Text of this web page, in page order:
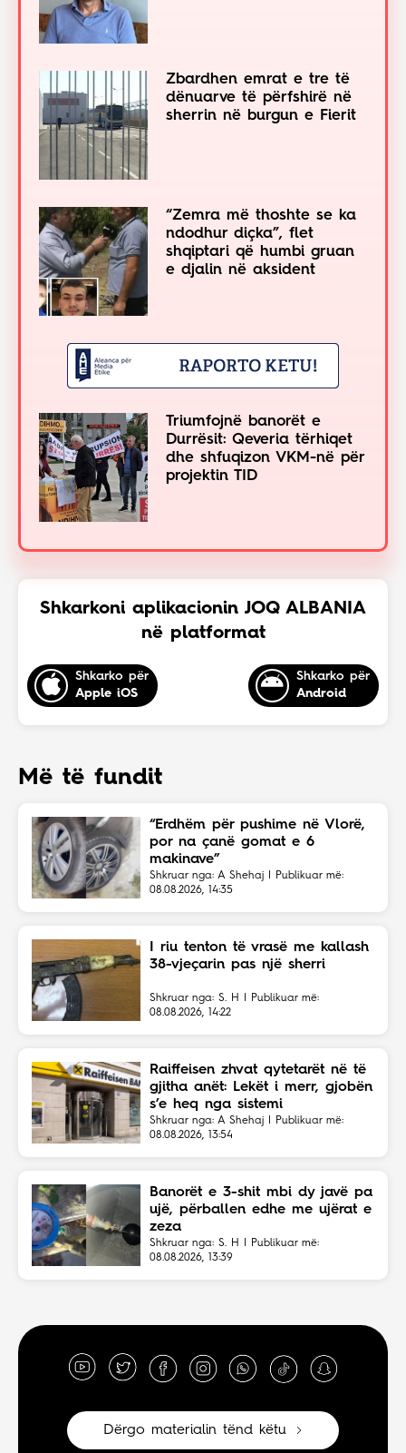
Zbardhen emrat e tre të
dënuarve të përfshirë në
sherrin në burgun e Fierit
“Zemra më thoshte se ka
ndodhur diçka”, flet
shqiptari që humbi gruan
e djalin në aksident
Triumfojnë banorët e
Durrësit: Qeveria tërhiqet
dhe shfuqizon VKM-në për
projektin TID
Shkarkoni aplikacionin JOQ ALBANIA
në platformat
Shkarko për
Apple iOS
Shkarko për
Android
Më të fundit
“Erdhëm për pushime në Vlorë,
por na çanë gomat e 6
makinave”
Shkruar nga: A Shehaj | Publikuar më:
08.08.2026, 14:35
I riu tenton të vrasë me kallash
38-vjeçarin pas një sherri
Shkruar nga: S. H | Publikuar më:
08.08.2026, 14:22
Raiffeisen zhvat qytetarët në të
gjitha anët: Lekët i merr, gjobën
s’e heq nga sistemi
Shkruar nga: A Shehaj | Publikuar më:
08.08.2026, 13:54
Banorët e 3-shit mbi dy javë pa
ujë, përballen edhe me ujërat e
zeza
Shkruar nga: S. H | Publikuar më:
08.08.2026, 13:39
Dërgo materialin tënd këtu